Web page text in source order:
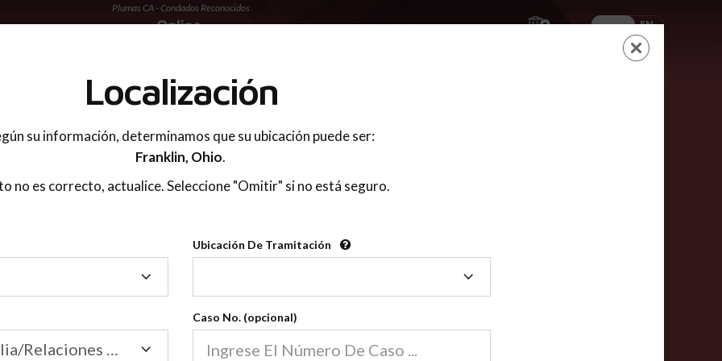
Plumas CA - Condados Reconocidos
ES EN
LOGIN
Condados Reconocidos
2600
Condados
Nuestras clases de crianza compartida en línea están acreditadas en más de
2600 condados.
Las clases para padres en línea cumplen la mayoría de las normas nacionales
Localización
su información, determinamos que su ubicación puede ser:
Franklin, Ohio.
no es correcto, actualice. Seleccione "Omitir" si no está seguro.
Ubicación De Tramitación
Tramitación
Tribunal de Familia/Relaciones Domésticas
Caso No. (opcional)